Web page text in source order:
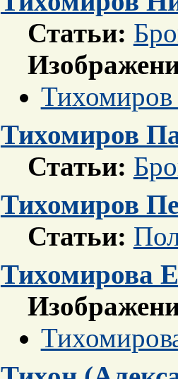
Статьи:
Тихомиров
Статьи:
Тихомиров
Статьи:
Тихомирова